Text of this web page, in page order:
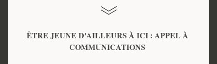
ÊTRE JEUNE D'AILLEURS À ICI : APPEL À
COMMUNICATIONS